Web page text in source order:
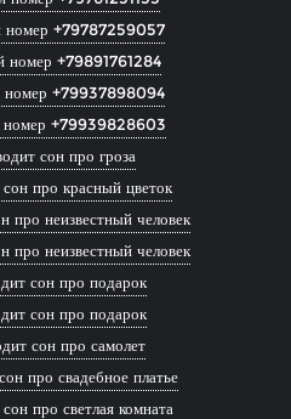
номер +79787259057
номер +79891761284
номер +79937898094
номер +79939828603
сон про гроза
про красный цветок
про неизвестный человек
про неизвестный человек
сон про подарок
сон про подарок
сон про самолет
про свадебное платье
про светлая комната